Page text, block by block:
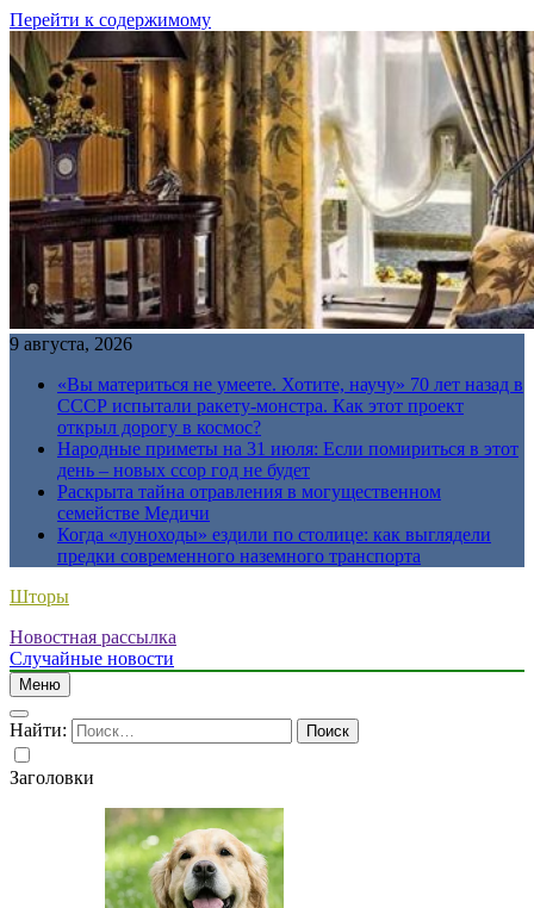
Перейти к содержимому
9 августа, 2026
«Вы материться не умеете. Хотите, научу» 70 лет назад в
СССР испытали ракету-монстра. Как этот проект
открыл дорогу в космос?
Народные приметы на 31 июля: Если помириться в этот
день – новых ссор год не будет
Раскрыта тайна отравления в могущественном
семействе Медичи
Когда «луноходы» ездили по столице: как выглядели
предки современного наземного транспорта
Шторы
Новостная рассылка
Случайные новости
Меню
Найти:
Заголовки